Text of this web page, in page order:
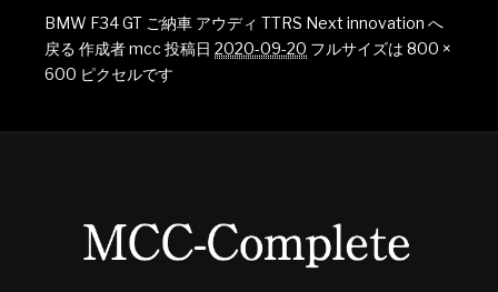
BMW F34 GT ご納車 アウディ TTRS Next innovation へ
戻る 作成者mcc投稿日 2020-09-20 フルサイズは 800 ×
600 ピクセルです